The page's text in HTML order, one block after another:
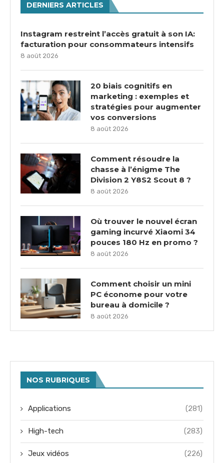
DERNIERS ARTICLES
Instagram restreint l’accès gratuit à son IA:
facturation pour consommateurs intensifs
8 août 2026
20 biais cognitifs en
marketing : exemples et
stratégies pour augmenter
vos conversions
8 août 2026
Comment résoudre la
chasse à l’énigme The
Division 2 Y8S2 Scout 8 ?
8 août 2026
Où trouver le nouvel écran
gaming incurvé Xiaomi 34
pouces 180 Hz en promo ?
8 août 2026
Comment choisir un mini
PC économe pour votre
bureau à domicile ?
8 août 2026
NOS RUBRIQUES
Applications (281)
High-tech (283)
Jeux vidéos (226)